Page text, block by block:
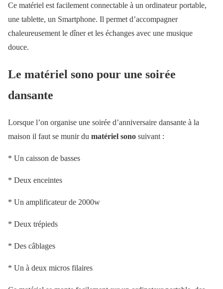
Ce matériel est facilement connectable à un ordinateur portable,
une tablette, un Smartphone. Il permet d’accompagner
chaleureusement le dîner et les échanges avec une musique
douce.
Le matériel sono pour une soirée
dansante
Lorsque l’on organise une soirée d’anniversaire dansante à la
maison il faut se munir du matériel sono suivant :
* Un caisson de basses
* Deux enceintes
* Un amplificateur de 2000w
* Deux trépieds
* Des câblages
* Un à deux micros filaires